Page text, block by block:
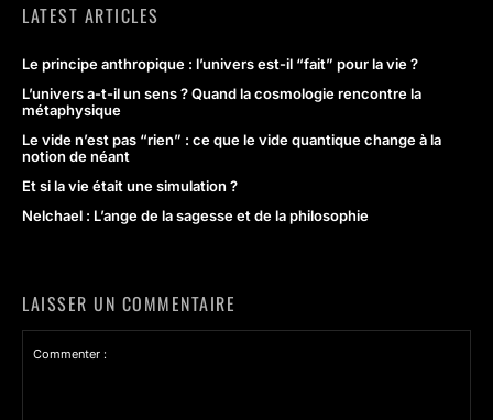
LATEST ARTICLES
Le principe anthropique : l’univers est-il “fait” pour la vie ?
L’univers a-t-il un sens ? Quand la cosmologie rencontre la
métaphysique
Le vide n’est pas “rien” : ce que le vide quantique change à la
notion de néant
Et si la vie était une simulation ?
Nelchael : L’ange de la sagesse et de la philosophie
LAISSER UN COMMENTAIRE